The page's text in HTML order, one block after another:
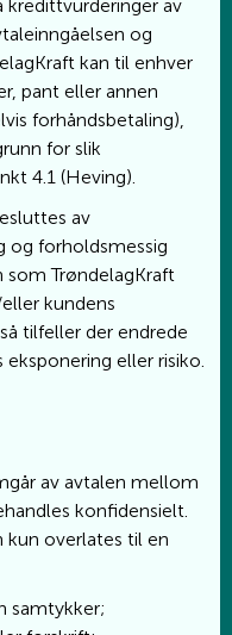
kredittvurderinger av
og
kan til enhver
pant eller annen
forhåndsbetaling),
for slik
4.1 (Heving).
av
og forholdsmessig
som TrøndelagKraft
kundens
tilfeller der endrede
eller risiko.
av avtalen mellom
konfidensielt.
kun overlates til en
samtykker;